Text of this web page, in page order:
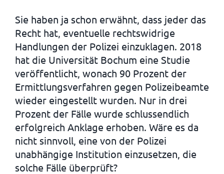
Sie haben ja schon erwähnt, dass jeder das
Recht hat, eventuelle rechtswidrige
Handlungen der Polizei einzuklagen. 2018
hat die Universität Bochum eine Studie
veröffentlicht, wonach 90 Prozent der
Ermittlungsverfahren gegen Polizeibeamte
wieder eingestellt wurden. Nur in drei
Prozent der Fälle wurde schlussendlich
erfolgreich Anklage erhoben. Wäre es da
nicht sinnvoll, eine von der Polizei
unabhängige Institution einzusetzen, die
solche Fälle überprüft?